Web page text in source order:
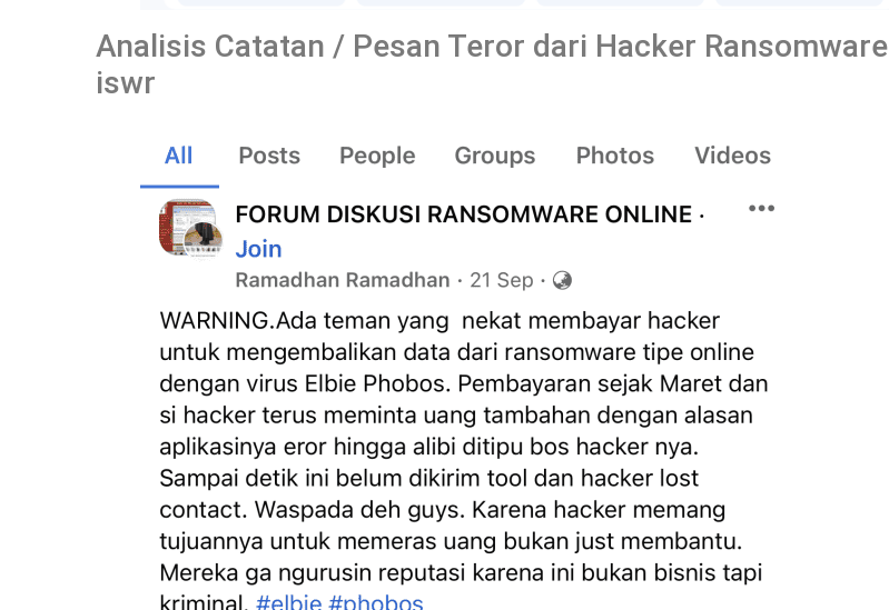
Analisis Catatan / Pesan Teror dari Hacker Ransomware
iswr